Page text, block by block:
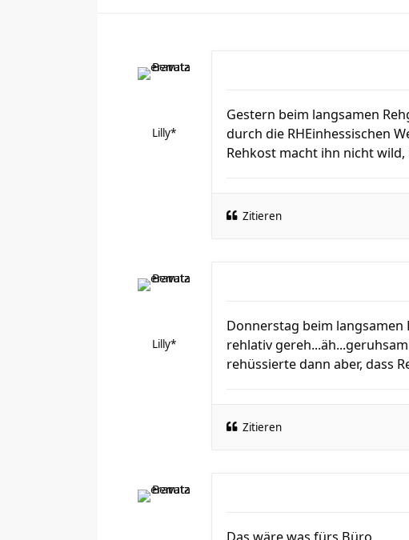
Lilly*
Gestern beim langsamen
durch die RHEinhessischen
Rehkost macht ihn nicht
Zitieren
Lilly*
Donnerstag beim
rehlativ
rehüssierte dann aber, dass
Zitieren
Das wäre was fürs Büro